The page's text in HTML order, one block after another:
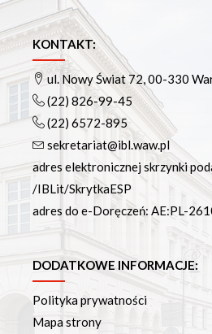
KONTAKT:
ul. Nowy Świat 72, 00-330
(22) 826-99-45
(22) 6572-895
sekretariat@ibl.waw.pl
adres elektronicznej skrzynki
/IBLit/SkrytkaESP
adres do e-Doręczeń: AE:PL-
DODATKOWE INFORMACJE:
Polityka prywatności
Mapa strony